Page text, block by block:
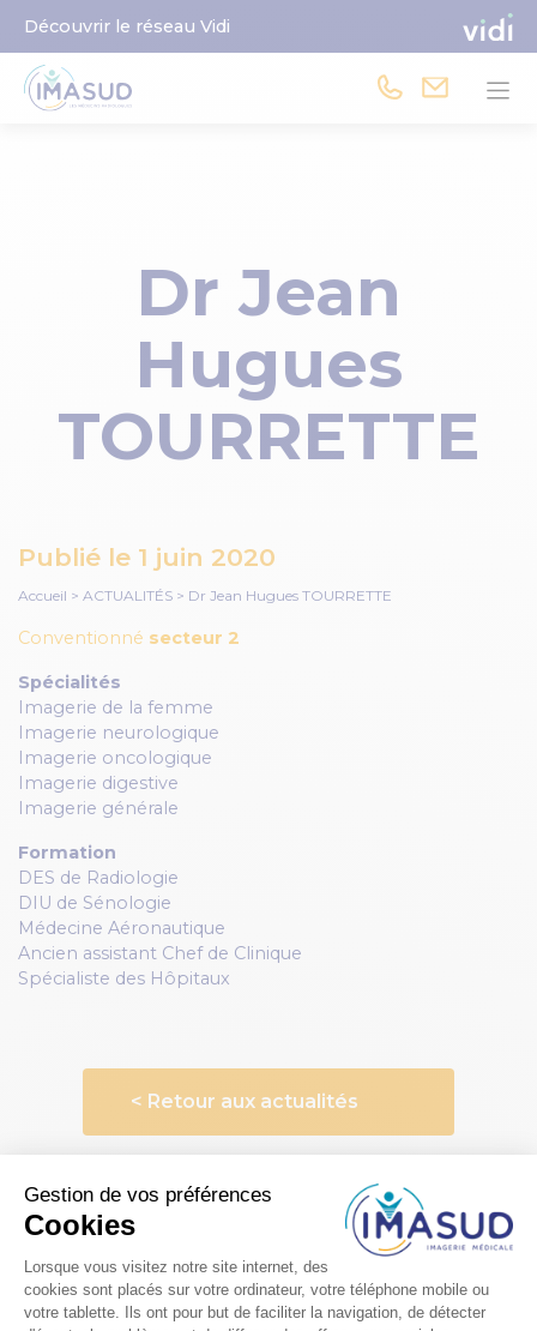
Découvrir le réseau Vidi
Dr Jean
Hugues
TOURRETTE
Publié le 1 juin 2020
Accueil > ACTUALITÉS > Dr Jean Hugues TOURRETTE
Conventionné secteur 2
Spécialités
Imagerie de la femme
Imagerie neurologique
Imagerie oncologique
Imagerie digestive
Imagerie générale
Formation
DES de Radiologie
DIU de Sénologie
Médecine Aéronautique
Ancien assistant Chef de Clinique
Spécialiste des Hôpitaux
< Retour aux actualités
Vous avez des
questions ?